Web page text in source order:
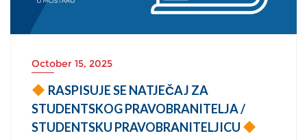
October 15, 2025
RASPISUJE SE NATJEČAJ ZA
STUDENTSKOG PRAVOBRANITELJA /
STUDENTSKU PRAVOBRANITELJICU